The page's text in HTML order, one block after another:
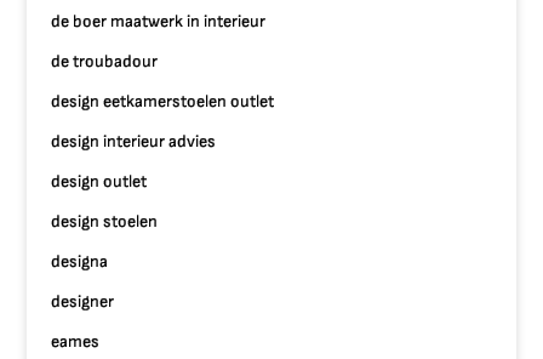
de boer maatwerk in interieur
de troubadour
design eetkamerstoelen outlet
design interieur advies
design outlet
design stoelen
designa
designer
eames